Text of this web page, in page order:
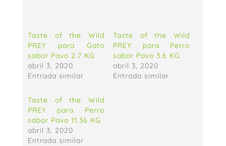
Taste of the Wild
PREY para Gato
sabor Pavo 2.7 KG
abril 3, 2020
Entrada similar
Taste of the Wild
PREY para Perro
sabor Pavo 3.6 KG
abril 3, 2020
Entrada similar
Taste of the Wild
PREY para Perro
sabor Pavo 11.36 KG
abril 3, 2020
Entrada similar